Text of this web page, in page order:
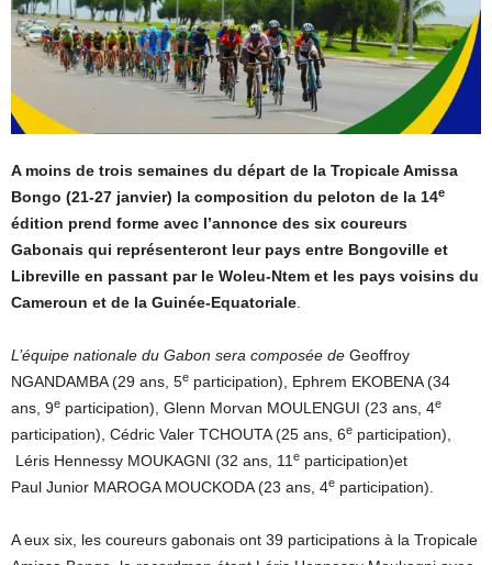
A moins de trois semaines du départ de la Tropicale Amissa
Bongo (21-27 janvier) la composition du peloton de la 14e
édition prend forme avec l’annonce des six coureurs
Gabonais qui représenteront leur pays entre Bongoville et
Libreville en passant par le Woleu-Ntem et les pays voisins du
Cameroun et de la Guinée-Equatoriale
L’équipe nationale du Gabon sera composée de Geoffroy
NGANDAMBA (29 ans, 5e participation), Ephrem EKOBENA (34
ans, 9e participation), Glenn Morvan MOULENGUI (23 ans, 4e
participation), Cédric Valer TCHOUTA (25 ans, 6e participation),
Léris Hennessy MOUKAGNI (32 ans, 11 e participation)et
Paul Junior MAROGA MOUCKODA (23 ans, 4e participation).
A eux six, les coureurs gabonais ont 39 participations à la Tropicale